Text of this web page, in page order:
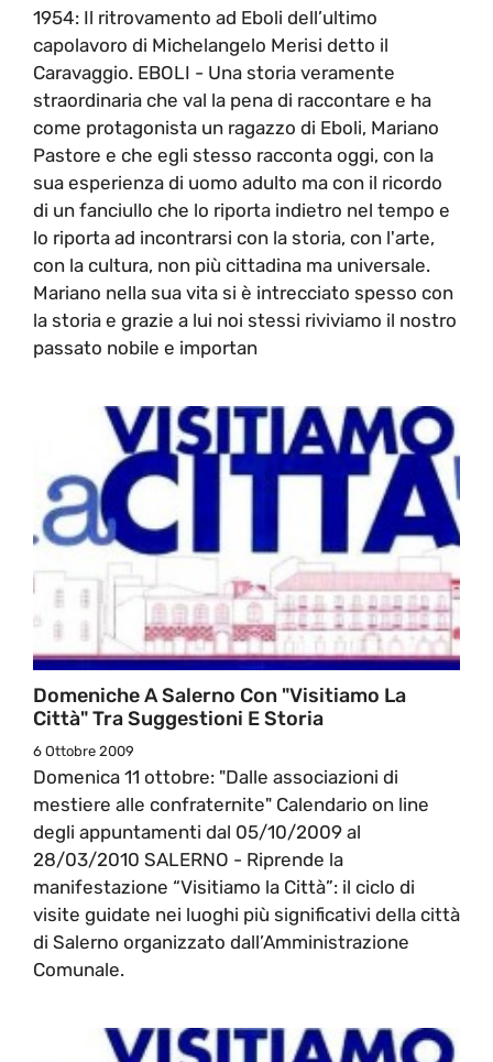
1954: Il ritrovamento ad Eboli dell’ultimo
capolavoro di Michelangelo Merisi detto il
Caravaggio. EBOLI - Una storia veramente
straordinaria che val la pena di raccontare e ha
come protagonista un ragazzo di Eboli, Mariano
Pastore e che egli stesso racconta oggi, con la
sua esperienza di uomo adulto ma con il ricordo
di un fanciullo che lo riporta indietro nel tempo e
lo riporta ad incontrarsi con la storia, con l'arte,
con la cultura, non più cittadina ma universale.
Mariano nella sua vita si è intrecciato spesso con
la storia e grazie a lui noi stessi riviviamo il nostro
passato nobile e importan
Domeniche A Salerno Con "Visitiamo La
Città" Tra Suggestioni E Storia
6 Ottobre 2009
Domenica 11 ottobre: "Dalle associazioni di
mestiere alle confraternite" Calendario on line
degli appuntamenti dal 05/10/2009 al
28/03/2010 SALERNO - Riprende la
manifestazione “Visitiamo la Città”: il ciclo di
visite guidate nei luoghi più significativi della città
di Salerno organizzato dall’Amministrazione
Comunale.